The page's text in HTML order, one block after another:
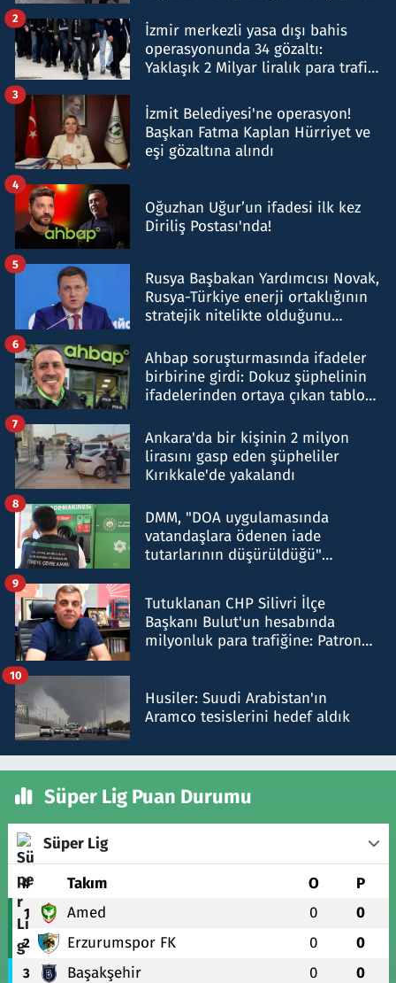
İzmir merkezli yasa dışı bahis
operasyonunda 34 gözaltı:
Yaklaşık 2 Milyar liralık para trafiği
2
İzmit Belediyesi'ne operasyon!
Başkan Fatma Kaplan Hürriyet ve
eşi gözaltına alındı
3
Oğuzhan Uğur’un ifadesi ilk kez
Diriliş Postası'nda!
4
Rusya Başbakan Yardımcısı Novak,
Rusya-Türkiye enerji ortaklığının
stratejik nitelikte olduğunu
5
Ahbap soruşturmasında ifadeler
birbirine girdi: Dokuz şüphelinin
ifadelerinden ortaya çıkan tablo
6
Ankara'da bir kişinin 2 milyon
lirasını gasp eden şüpheliler
Kırıkkale'de yakalandı
7
DMM, "DOA uygulamasında
vatandaşlara ödenen iade
tutarlarının düşürüldüğü"
8
Tutuklanan CHP Silivri İlçe
Başkanı Bulut'un hesabında
milyonluk para trafiğine: Patron
9
Husiler: Suudi Arabistan'ın
Aramco tesislerini hedef aldık
10
Süper Lig Puan Durumu
Süper Lig
# Takım O P
1 Amed 0 0
2 Erzurumspor FK 0 0
3 Başakşehir 0 0